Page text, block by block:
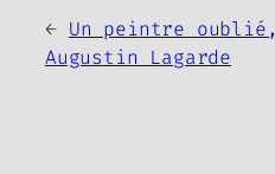
← Un peintre oublié,
Augustin Lagarde